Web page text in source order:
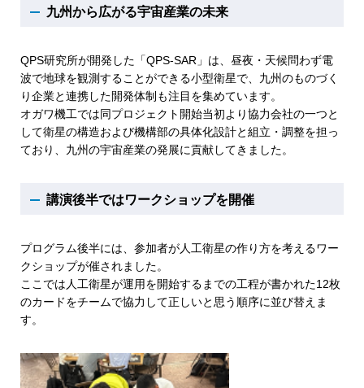
九州から広がる宇宙産業の未来
QPS研究所が開発した「QPS-SAR」は、昼夜・天候問わず電
波で地球を観測することができる小型衛星で、九州のものづく
り企業と連携した開発体制も注目を集めています。
オガワ機工では同プロジェクト開始当初より協力会社の一つと
して衛星の構造および機構部の具体化設計と組立・調整を担っ
ており、九州の宇宙産業の発展に貢献してきました。
講演後半ではワークショップを開催
プログラム後半には、参加者が人工衛星の作り方を考えるワー
クショップが催されました。
ここでは人工衛星が運用を開始するまでの工程が書かれた12枚
のカードをチームで協力して正しいと思う順序に並び替えま
す。